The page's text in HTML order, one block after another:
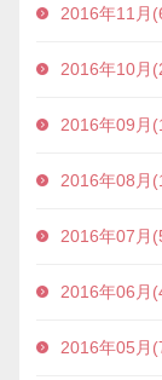
2016年11月
2016年10月
2016年09月
2016年08月
2016年07月
2016年06月
2016年05月